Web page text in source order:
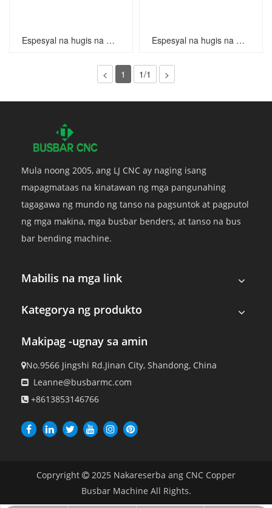
Espesyal na hugis na mga kuko Espesyal na hugis na mga kuko
< 1 1/1 >
Mula noong 2005, ang LJ CNC ay naging isang
mapagmataas na kinatawan ng mga pangunahing
tagagawa ng mundo ng tanso na pagsuntok at pagputol
ng mga makina, mga busbar benders, at tanso na bus
bar bending machine.
Mabilis na mga link
Kategorya ng produkto
Makipag -ugnay sa amin
No.9566 Jingshi Rd.Jinan City, Shandong, China
 Leanne@busbarmc.com
 +8613853146766
Copryright  2025 Nakareserba ang CNC Copper
Busbar Machine All Rights.